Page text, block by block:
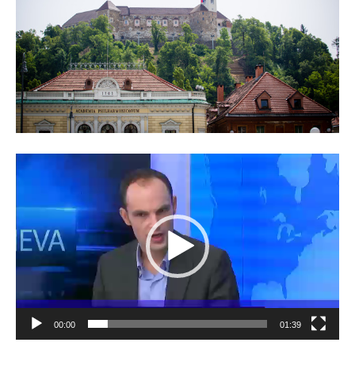
Predvajalnik
00:00 01:39